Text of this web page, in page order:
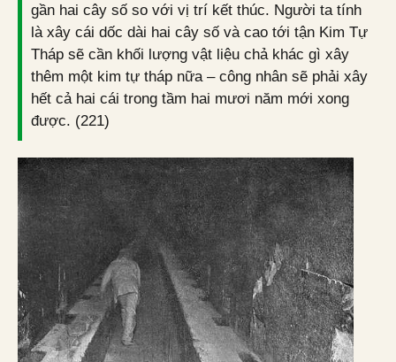
gần hai cây số so với vị trí kết thúc. Người ta tính
là xây cái dốc dài hai cây số và cao tới tận Kim Tự
Tháp sẽ cần khối lượng vật liệu chả khác gì xây
thêm một kim tự tháp nữa – công nhân sẽ phải xây
hết cả hai cái trong tầm hai mươi năm mới xong
được. (221)